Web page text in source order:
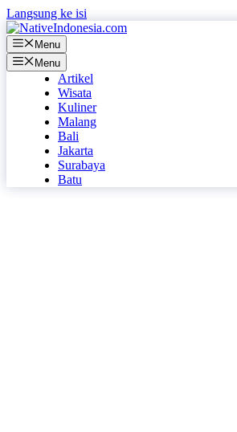
Langsung ke isi
Menu
Menu
Artikel
Wisata
Kuliner
Malang
Bali
Jakarta
Surabaya
Batu